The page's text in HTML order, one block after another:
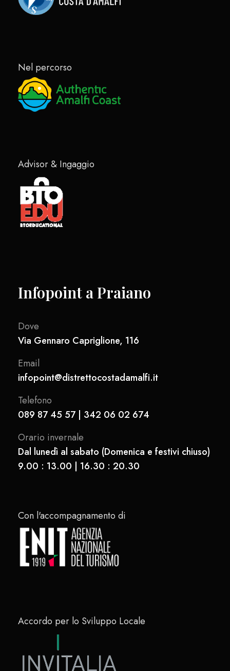
Nel percorso
Advisor & Ingaggio
Infopoint a Praiano
Dove
Via Gennaro Capriglione, 116
Email
infopoint@distrettocostadamalfi.it
Telefono
089 87 45 57 | 342 06 02 674
Orario invernale
Dal lunedì al sabato (Domenica e festivi chiuso)
9.00 : 13.00 | 16.30 : 20.30
Con l'accompagnamento di
Accordo per lo Sviluppo Locale